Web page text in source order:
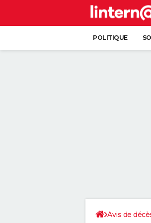
POLITIQUE
Avis de